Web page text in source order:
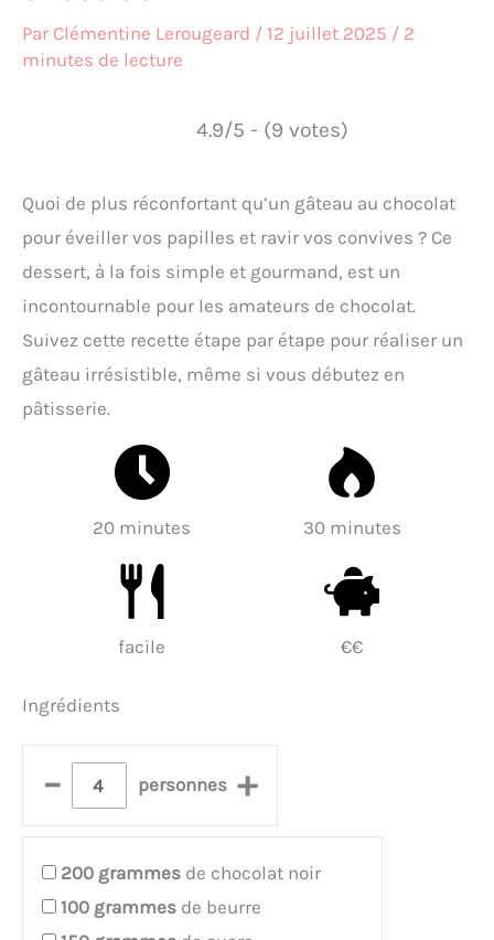
Par Clémentine Lerougeard / 12 juillet 2025 / 2
minutes de lecture
4.9/5 - (9 votes)
Quoi de plus réconfortant qu’un gâteau au chocolat
pour éveiller vos papilles et ravir vos convives ? Ce
dessert, à la fois simple et gourmand, est un
incontournable pour les amateurs de chocolat.
Suivez cette recette étape par étape pour réaliser un
gâteau irrésistible, même si vous débutez en
pâtisserie.
20 minutes 30 minutes
facile €€
Ingrédients
– personnes +
200 grammes de chocolat noir
100 grammes de beurre